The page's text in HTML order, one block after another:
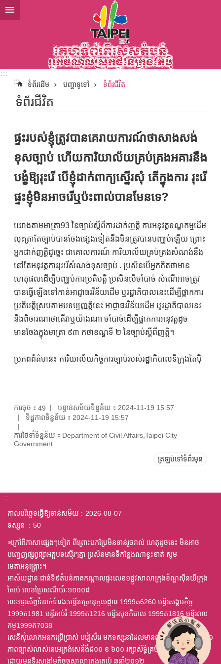
ទៅកាន់មាតិកាប្លុកមាតិកាសំខាន់
:::
:::
ទំព័រដើម បញ្ហាទូទៅ ទំព័រជីវិត
ទំព័រជីវិត
ផ្ទះរបស់ខ្ញុំត្រូវបានគេរាយការណ៍ថាសាងសង់
ខុសច្បាប់ ហើយការិយាល័យគ្រប់គ្រងអគារនឹង
បង្ខំឱ្យរុះរើ បើខ្ញុំដាក់ពាក្យស្នើរសុំ តើក្នុងការ រុះរើ
ផ្ទះខ្ញុំមិនអាចរើឬប៉ះពាល់បានមែនទេ?
យោងតាមមាត្រា93 នៃច្បាប់ស្តីពីការដាក់ញត្តិ ការអនុវត្តទណ្ឌកម្មដើម
លុះត្រាតែច្បាប់បានចែងផ្សេងទៀតនឹងមិនត្រូវបានបញ្ឈប់ឡើយ ព្រោះ
អ្នកដាក់ញត្តិដូច្នេះ ជាគោលការណ៍ ការិយាល័យគ្រប់គ្រងសំណង់នឹង
នៅតែអនុវត្តការរុះរើសំណង់ខុសច្បាប់ . ប្រសិនបើអ្នកគិតថាមាន
ហេតុផលដើម្បីបញ្ឈប់ការប្រតិបត្តិ ប្រសិនបើចាំបាច់ សំណើអាចត្រូវ
បានធ្វើឡើងទៅកាន់អាជ្ញាធរវិន័យដើម ឬរដ្ឋាភិបាលនេះដើម្បីផ្អាកការ
ប្រតិបត្តិស្របតាមបទប្បញ្ញត្តិនេះ អាជ្ញាធរវិន័យដើម ឬរដ្ឋាភិបាលនេះ
នឹងពិចារណាថាតើវាឬយ៉ាងណា ចាំបាច់ដើម្បីផ្អាកការអនុវត្តដូច
មានចែងក្នុងមាត្រា ៩៣ កថាខណ្ឌទី ២ នៃច្បាប់ស្តីពីញត្តិ។
ប្រភពព័ត៌មាន៖ ការិយាល័យកិច្ចការច្បាប់របស់រដ្ឋាភិបាលទីក្រុងតៃប៉ិ
ការចុច： 49
បន្ទាន់សម័យទិន្នន័យ：2024-11-19 15:57
ទិដ្ឋភាពទិន្នន័យ：2024-11-19 15:57
ការថែទាំទិន្នន័យ：Department of Civil Affairs,Taipei City
Government
ត្រឡប់ទៅទំព័រមុន
:::
កាលបរិច្ឆេទធ្វើឱ្យទាន់សម័យ
2026-08-07
ទស្សនៈ
50
◎ក្រៅពីភាសាផ្សេងៗទៀត ពីព្រោះបកប្រែមិនទាន់រួចរាល់ ហេតុដូចនេះ មិនអាច
បញ្ចេញផ្សព្វផ្សាអត្តបទស្មើរៗគ្នា ប្រសិនមានទីកន្លែងណាខ្វះខាត់ សូម
មេតាអនុង្គ្រោះ។
អាស័យដ្ឋានៈជាន់ទី៩តំបន់ភាគកណ្តាលផ្ទះលេខ១ផ្លូវសាលាក្រុងខ័ណ្ឌស៊ីនយីក្រុង
តៃប៉េ លេខប្រៃសណីយ៍ៈ១១០០៨
លេខទូរស័ព្ទទំនាក់ទំនងៈមន្ទីរអត្រានុកូលដ្ឋាន 1999ត6260 មន្ទីរសង្គមកិច្ច
1999ត1981 មន្ទីរអប់រំ 1999ត1216 មន្ទីរសុខភិបាល 1999ត1816 មន្ទីរពល
កម្ម1999ត7038
សេនីសុំលោកអនកប្រើប្រាស់ បរៀសឹរេ មកទស្សនាដែលមានពុម្ព ឈុតឦលើស ៤,០
ភាពច្បាស់លាស់នេអេក្រង់សេនឹងឹ៨០០ ខ ៦០០ រក្សាសិទ្ធិគ្រប់យ៉ាង
ដោយមនទីរសងៅមកិចចសាលាក្រុងតេប៉េ ឆនាំ២០១២